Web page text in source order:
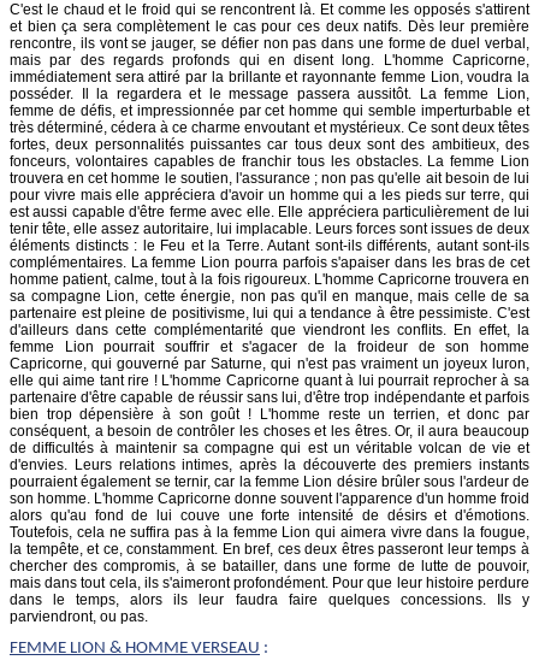
C'est le chaud et le froid qui se rencontrent là. Et comme les opposés s'attirent
et bien ça sera complètement le cas pour ces deux natifs. Dès leur première
rencontre, ils vont se jauger, se défier non pas dans une forme de duel verbal,
mais par des regards profonds qui en disent long. L'homme Capricorne,
immédiatement sera attiré par la brillante et rayonnante femme Lion, voudra la
posséder. Il la regardera et le message passera aussitôt. La femme Lion,
femme de défis, et impressionnée par cet homme qui semble imperturbable et
très déterminé, cédera à ce charme envoutant et mystérieux. Ce sont deux têtes
fortes, deux personnalités puissantes car tous deux sont des ambitieux, des
fonceurs, volontaires capables de franchir tous les obstacles. La femme Lion
trouvera en cet homme le soutien, l'assurance ; non pas qu'elle ait besoin de lui
pour vivre mais elle appréciera d'avoir un homme qui a les pieds sur terre, qui
est aussi capable d'être ferme avec elle. Elle appréciera particulièrement de lui
tenir tête, elle assez autoritaire, lui implacable. Leurs forces sont issues de deux
éléments distincts : le Feu et la Terre. Autant sont-ils différents, autant sont-ils
complémentaires. La femme Lion pourra parfois s'apaiser dans les bras de cet
homme patient, calme, tout à la fois rigoureux. L'homme Capricorne trouvera en
sa compagne Lion, cette énergie, non pas qu'il en manque, mais celle de sa
partenaire est pleine de positivisme, lui qui a tendance à être pessimiste. C'est
d'ailleurs dans cette complémentarité que viendront les conflits. En effet, la
femme Lion pourrait souffrir et s'agacer de la froideur de son homme
Capricorne, qui gouverné par Saturne, qui n'est pas vraiment un joyeux luron,
elle qui aime tant rire ! L'homme Capricorne quant à lui pourrait reprocher à sa
partenaire d'être capable de réussir sans lui, d'être trop indépendante et parfois
bien trop dépensière à son goût ! L'homme reste un terrien, et donc par
conséquent, a besoin de contrôler les choses et les êtres. Or, il aura beaucoup
de difficultés à maintenir sa compagne qui est un véritable volcan de vie et
d'envies. Leurs relations intimes, après la découverte des premiers instants
pourraient également se ternir, car la femme Lion désire brûler sous l'ardeur de
son homme. L'homme Capricorne donne souvent l'apparence d'un homme froid
alors qu'au fond de lui couve une forte intensité de désirs et d'émotions.
Toutefois, cela ne suffira pas à la femme Lion qui aimera vivre dans la fougue,
la tempête, et ce, constamment. En bref, ces deux êtres passeront leur temps à
chercher des compromis, à se batailler, dans une forme de lutte de pouvoir,
mais dans tout cela, ils s'aimeront profondément. Pour que leur histoire perdure
dans le temps, alors ils leur faudra faire quelques concessions. Ils y
parviendront, ou pas.
FEMME LION & HOMME VERSEAU :